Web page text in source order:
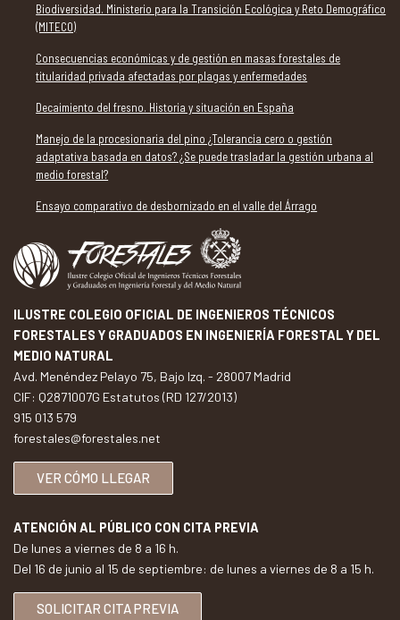
Biodiversidad. Ministerio para la Transición Ecológica y Reto Demográfico
(MITECO)
Consecuencias económicas y de gestión en masas forestales de
titularidad privada afectadas por plagas y enfermedades
Decaimiento del fresno. Historia y situación en España
Manejo de la procesionaria del pino ¿Tolerancia cero o gestión
adaptativa basada en datos? ¿Se puede trasladar la gestión urbana al
medio forestal?
Ensayo comparativo de desbornizado en el valle del Árrago
ILUSTRE COLEGIO OFICIAL DE INGENIEROS TÉCNICOS
FORESTALES Y GRADUADOS EN INGENIERÍA FORESTAL Y DEL
MEDIO NATURAL
Avd. Menéndez Pelayo 75, Bajo Izq. - 28007 Madrid
CIF: Q2871007G Estatutos (RD 127/2013)
915 013 579
forestales@forestales.net
VER CÓMO LLEGAR
ATENCIÓN AL PÚBLICO CON CITA PREVIA
De lunes a viernes de 8 a 16 h.
Del 16 de junio al 15 de septiembre: de lunes a viernes de 8 a 15 h.
SOLICITAR CITA PREVIA